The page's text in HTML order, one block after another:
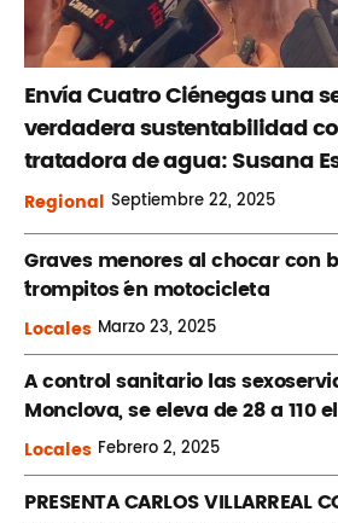
Envía Cuatro Ciénegas una
verdadera sustentabilidad
tratadora de agua: Susana
Regional Septiembre22, 2025
Graves menores al chocar con
´trompitos ´en motocicleta
Locales Marzo23, 2025
A control sanitario las
Monclova, se eleva de 28 a 110
Locales Febrero2, 2025
PRESENTA CARLOS VILLARREAL